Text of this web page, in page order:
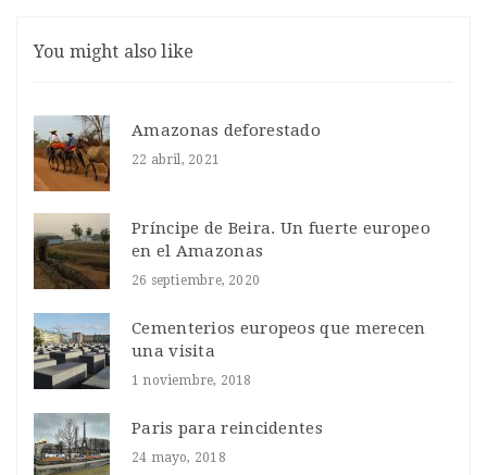
You might also like
Amazonas deforestado
22 abril, 2021
Príncipe de Beira. Un fuerte europeo
en el Amazonas
26 septiembre, 2020
Cementerios europeos que merecen
una visita
1 noviembre, 2018
Paris para reincidentes
24 mayo, 2018